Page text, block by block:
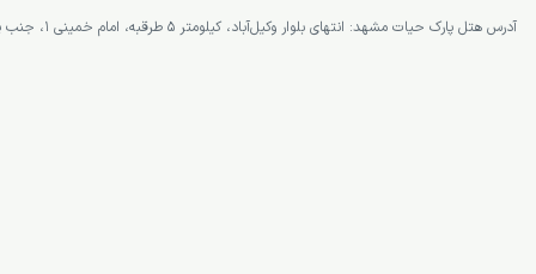
آدرس هتل پارک حیات مشهد: انتهای بلوار وکیل‌آباد، کیلومتر ۵ طرقبه، امام خمینی ۱، جنب پمپ بنزین گلستان